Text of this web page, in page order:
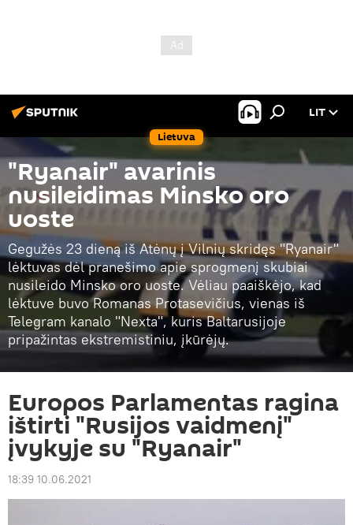
Lietuva
LIT
"Ryanair" avarinis
nusileidimas Minsko oro
uoste
Gegužės 23 dieną iš Atėnų į Vilnių skridęs "Ryanair"
lėktuvas dėl pranešimo apie sprogmenį skubiai
nusileido Minsko oro uoste. Vėliau paaiškėjo, kad
lėktuve buvo Romanas Protasevičius, vienas iš
Telegram kanalo "Nexta", kuris Baltarusijoje
pripažintas ekstremistiniu, įkūrėjų.
Europos Parlamentas ragina
ištirti "Rusijos vaidmenį"
įvykyje su "Ryanair"
18:39 10.06.2021